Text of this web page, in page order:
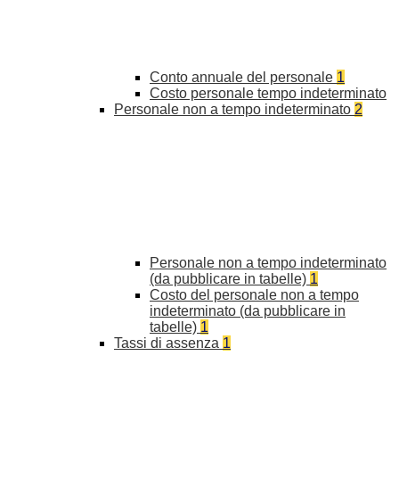
Conto annuale del personale 1
Costo personale tempo indeterminato
Personale non a tempo indeterminato 2
Personale non a tempo indeterminato
(da pubblicare in tabelle) 1
Costo del personale non a tempo
indeterminato (da pubblicare in
tabelle) 1
Tassi di assenza 1